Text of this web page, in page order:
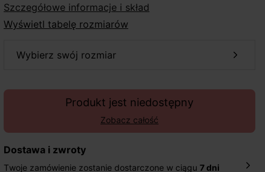
szczegółowe informacje i skład
Wyświetl tabelę rozmiarów
wybierz swój rozmiar
Produkt jest niedostępny
Zobacz całość
Dostawa i zwroty
Twoje zamówienie zostanie dostarczone w ciągu 7 dni